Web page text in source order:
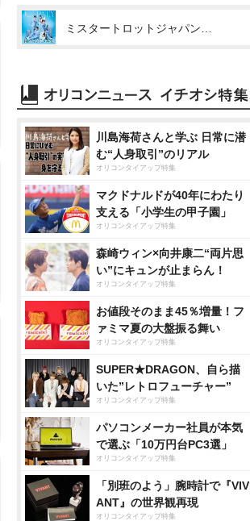
川島海荷さんと学ぶ 日常に潜
む“人身取引”のリアル
オリコンタイアップ特集
マクドナルドが40年にわたり
支える「小学生の甲子園」
オリコンタイアップ特集
森崎ウィン×向井康二“両片思
い”にキュンが止まらん！
オリコンタイアップ特集
お値段そのまま45％増量！フ
ァミマ夏の大盤振る舞い
オリコンタイアップ特集
SUPER★DRAGON、自ら描
いた”レトロフューチャー”
オリコンタイアップ特集
パソコンメーカー社員が本気
で選ぶ「10万円台PC3選」
オリコンタイアップ特集
「別班のよう」腕時計で『VIV
ANT』の世界観再現
オリコンタイアップ特集